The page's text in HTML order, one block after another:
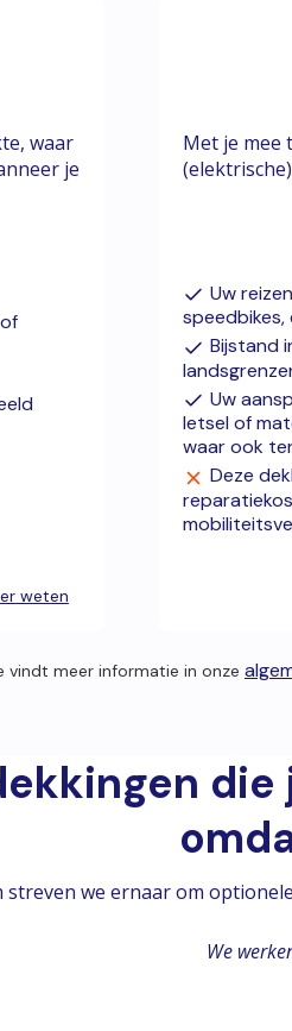
waar
je
weten
Met je mee
Uw
speedbikes,
Bijstand
Uw
letsel of
waar ook
Deze
vindt meer informatie in onze
streven we ernaar om
We